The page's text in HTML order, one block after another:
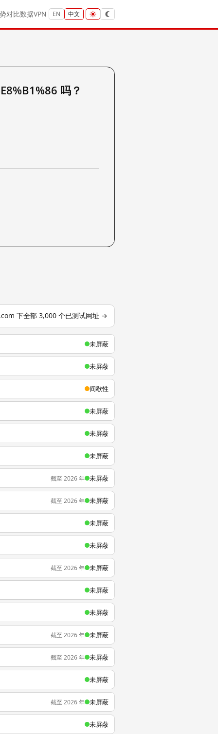
对比数据VPN EN 中文
吗？
下全部 3,000 个已测试网址 →
未屏蔽
未屏蔽
间歇性
未屏蔽
未屏蔽
未屏蔽
截至 2026 年 未屏蔽
截至 2026 年 未屏蔽
未屏蔽
未屏蔽
截至 2026 年 未屏蔽
未屏蔽
未屏蔽
截至 2026 年 未屏蔽
截至 2026 年 未屏蔽
未屏蔽
截至 2026 年 未屏蔽
未屏蔽